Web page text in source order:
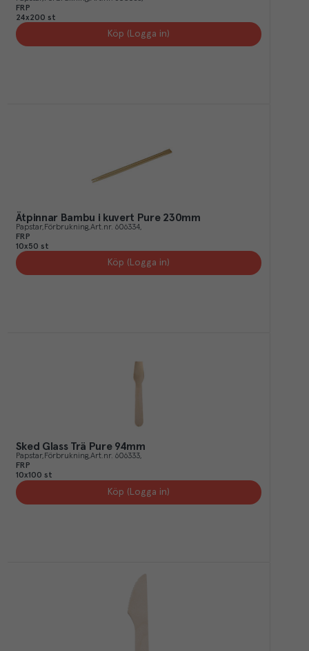
FRP
24x200 st
Köp (Logga in)
Ätpinnar Bambu i kuvert Pure 230mm
Papstar Förbrukning Art.nr. 606334
FRP
10x50 st
Köp (Logga in)
Sked Glass Trä Pure 94mm
Papstar Förbrukning Art.nr. 606333
FRP
10x100 st
Köp (Logga in)